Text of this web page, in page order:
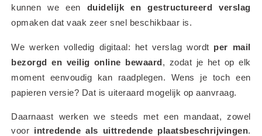
kunnen we een duidelijk en gestructureerd verslag
opmaken dat vaak zeer snel beschikbaar is.
We werken volledig digitaal: het verslag wordt per mail
bezorgd en veilig online bewaard , zodat je het op elk
moment eenvoudig kan raadplegen. Wens je toch een
papieren versie? Dat is uiteraard mogelijk op aanvraag.
Daarnaast werken we steeds met een mandaat, zowel
voor intredende als uittredende plaatsbeschrijvingen.